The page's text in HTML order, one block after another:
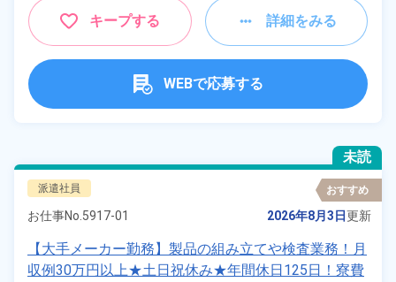
キープする 詳細をみる
WEBで応募する
未読
派遣社員 おすすめ
お仕事No. 5917-01 2026年8月3日更新
【大手メーカー勤務】製品の組み立てや検査業務！月
収例30万円以上★土日祝休み★年間休日125日！寮費